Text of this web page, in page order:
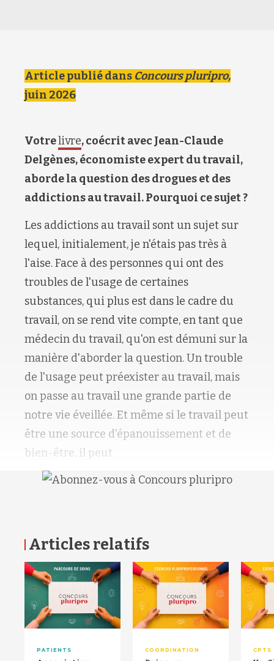
Article publié dans Concours pluripro,
juin 2026
Votrelivre, coécrit avec Jean-Claude
Delgènes, économiste expert du travail,
aborde la question des drogues et des
addictions au travail. Pourquoi ce sujet ?
Les addictions au travail sont un sujet sur
lequel, initialement, je n'étais pas très à
l'aise. Face à des personnes qui ont des
troubles de l'usage de certaines
substances, qui plus est dans le cadre du
travail, on se rend vite compte, en tant que
médecin du travail, qu'on est démuni sur la
manière d'aborder la question. Un trouble
de l'usage peut préexister au travail, mais
on passe au travail une grande partie de
notre vie éveillée. Et même si le travail peut
être une source d'épanouissement et de
bien-être, il peut
Articles relatifs
PATIENTS COORDINATION CPTS
RETOUR HAUT DE PAGE